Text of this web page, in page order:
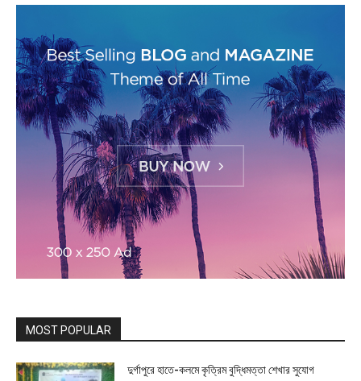
MOST POPULAR
দুর্গাপুরে হাতে-কলমে কৃত্রিম বুদ্ধিমত্তা শেখার সুযোগ